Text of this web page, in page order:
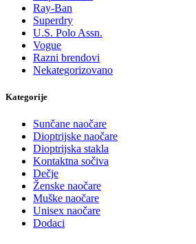
Ray-Ban
Superdry
U.S. Polo Assn.
Vogue
Razni brendovi
Nekategorizovano
Kategorije
Sunčane naočare
Dioptrijske naočare
Dioptrijska stakla
Kontaktna sočiva
Dečje
Ženske naočare
Muške naočare
Unisex naočare
Dodaci